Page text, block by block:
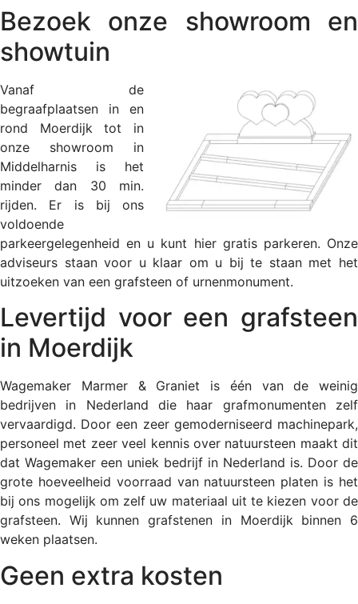
Bezoek onze showroom en
showtuin
Vanaf de
begraafplaatsen in en
rond Moerdijk tot in
onze showroom in
Middelharnis is het
minder dan 30 min.
rijden. Er is bij ons
voldoende
parkeergelegenheid en u kunt hier gratis parkeren. Onze
adviseurs staan voor u klaar om u bij te staan met het
uitzoeken van een grafsteen of urnenmonument.
Levertijd voor een grafsteen
in Moerdijk
Wagemaker Marmer & Graniet is één van de weinig
bedrijven in Nederland die haar grafmonumenten zelf
vervaardigd. Door een zeer gemoderniseerd machinepark,
personeel met zeer veel kennis over natuursteen maakt dit
dat Wagemaker een uniek bedrijf in Nederland is. Door de
grote hoeveelheid voorraad van natuursteen platen is het
bij ons mogelijk om zelf uw materiaal uit te kiezen voor de
grafsteen. Wij kunnen grafstenen in Moerdijk binnen 6
weken plaatsen.
Geen extra kosten